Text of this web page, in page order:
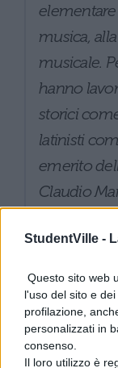
StudentVille -
Questo sito web
l'uso del sito e
profilazione,
personalizzati in
consenso.
Il loro utilizzo è
musica,
musicale.
hanno
storici
latinisti
emerito
Claudio
Ughi e
letteratura,
letteratura